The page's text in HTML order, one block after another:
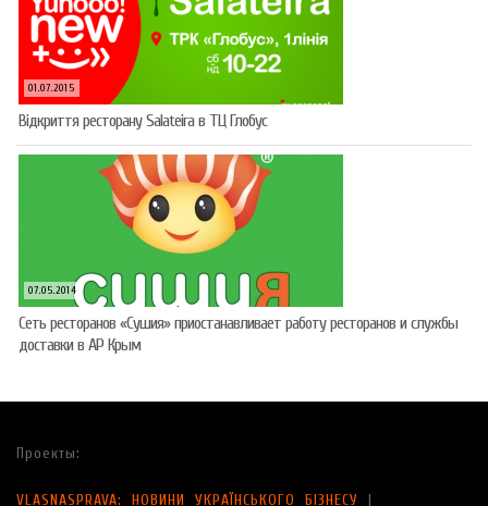
01.07.2015
Відкриття ресторану Salateirа в ТЦ Глобус
07.05.2014
Сеть ресторанов «Сушия» приостанавливает работу ресторанов и службы
доставки в АР Крым
Проекты:
VLASNASPRAVA: НОВИНИ УКРАЇНСЬКОГО БІЗНЕСУ |